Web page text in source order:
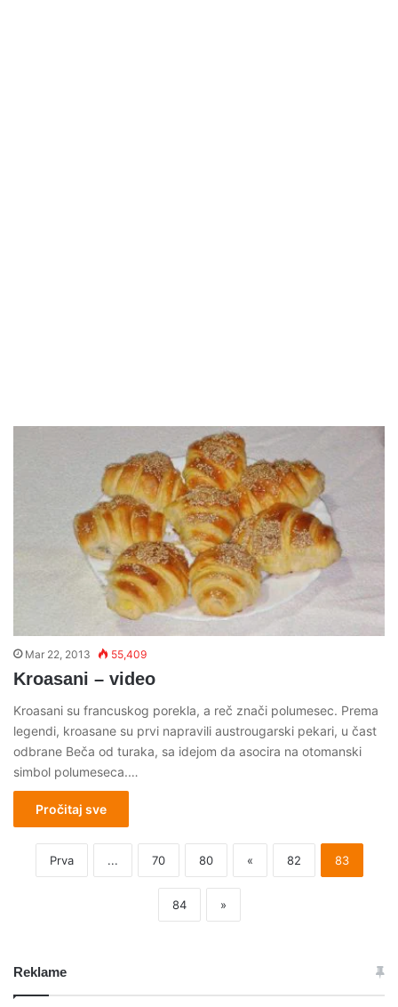
Mar 22, 2013 55,409
Kroasani – video
Kroasani su francuskog porekla, a reč znači polumesec. Prema
legendi, kroasane su prvi napravili austrougarski pekari, u čast
odbrane Beča od turaka, sa idejom da asocira na otomanski
simbol polumeseca.…
Pročitaj sve
Prva ... 70 80 « 82 83
84 »
Reklame